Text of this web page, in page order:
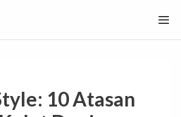
10 Atasan